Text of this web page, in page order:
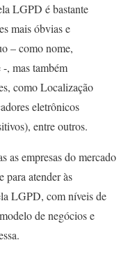
LGPD é bastante
mais óbvias e
– como nome,
, mas também
como Localização
eletrônicos
entre outros.
as empresas do mercado
para atender às
LGPD, com níveis de
de negócios e